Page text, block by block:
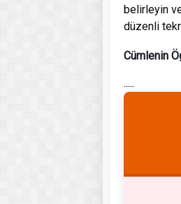
belirleyin
düzenli
Cümlenin
.....